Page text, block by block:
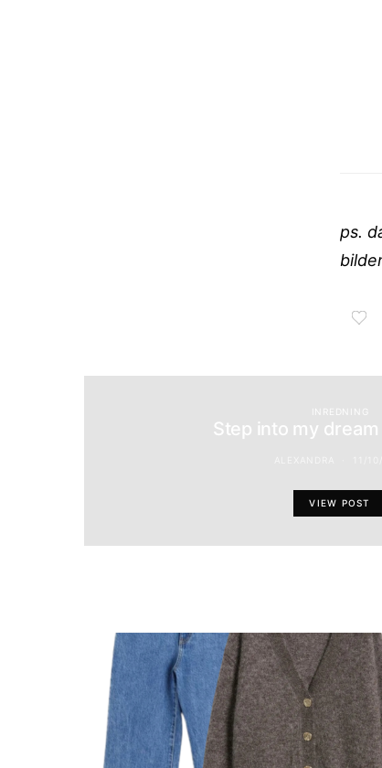
ps.
INREDNING
Step into my
VIEW POST